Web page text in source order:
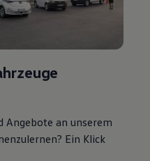
Angebote an unserem
Ein Klick